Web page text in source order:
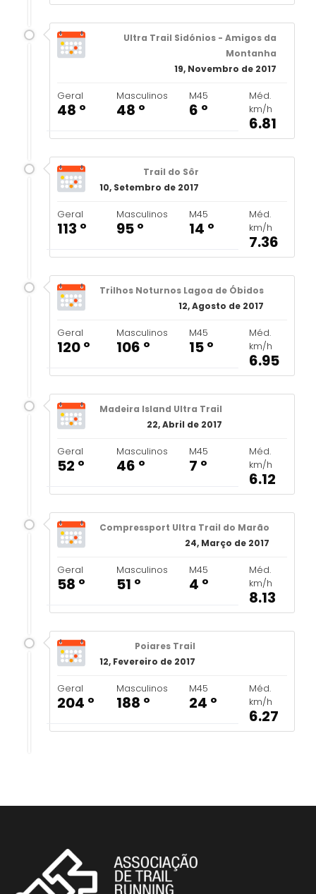
Ultra Trail Sidónios - Amigos da
Montanha
19, Novembro de 2017
Geral
48 º
Masculinos
48 º
M45
6 º
Méd.
km/h
6.81
Trail do Sôr
10, Setembro de 2017
Geral
113 º
Masculinos
95 º
M45
14 º
Méd.
km/h
7.36
Trilhos Noturnos Lagoa de Óbidos
12, Agosto de 2017
Geral
120 º
Masculinos
106 º
M45
15 º
Méd.
km/h
6.95
Madeira Island Ultra Trail
22, Abril de 2017
Geral
52 º
Masculinos
46 º
M45
7 º
Méd.
km/h
6.12
Compressport Ultra Trail do Marão
24, Março de 2017
Geral
58 º
Masculinos
51 º
M45
4 º
Méd.
km/h
8.13
Poiares Trail
12, Fevereiro de 2017
Geral
204 º
Masculinos
188 º
M45
24 º
Méd.
km/h
6.27